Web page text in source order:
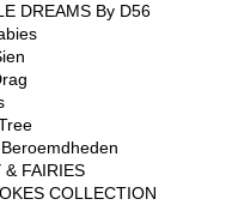
DREAMS By D56
& FAIRIES
COLLECTION